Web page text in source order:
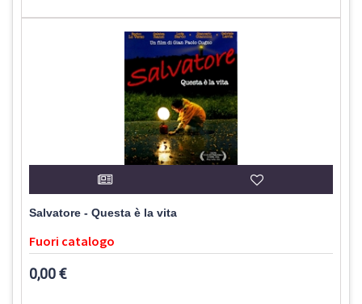
Salvatore - Questa è la vita
Fuori catalogo
0,00 €